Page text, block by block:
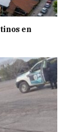
en